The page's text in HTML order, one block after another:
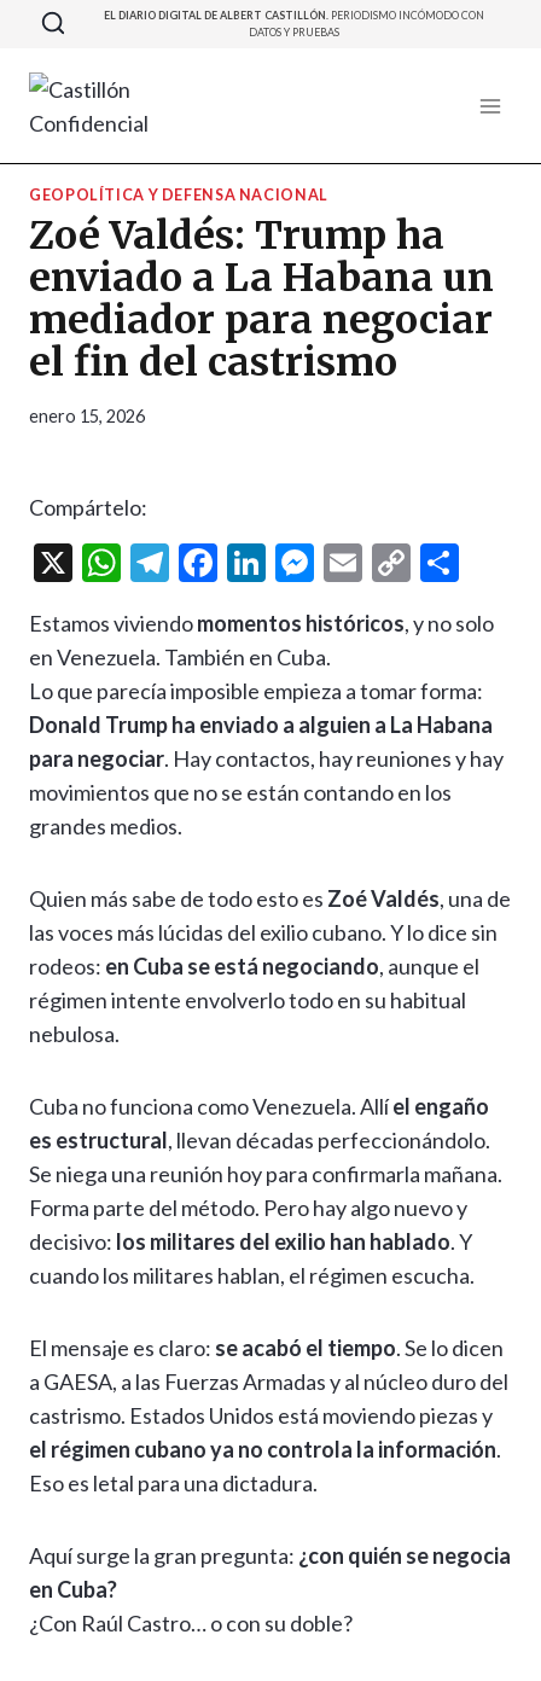
Saltar
contenido
EL DIARIO DIGITAL DE ALBERT CASTILLÓN. PERIODISMO INCÓMODO CON
DATOS Y PRUEBAS
GEOPOLÍTICA Y DEFENSA NACIONAL
Zoé Valdés: Trump ha
enviado a La Habana un
mediador para negociar
el fin del castrismo
enero 15, 2026
Compártelo:
X
W
at
s
A
p
p
T
e
gr
a
m
F
e
b
o
o
k
Li
ke
dI
n
M
se
n
g
er
E
ai
l
C
p
y
Li
n
k
m
p
ar
ti
Estamos viviendomomentos históricos, y no solo
en Venezuela. También en Cuba.
Lo que parecía imposible empieza a tomar forma:
Donald Trump ha enviado a alguien a La Habana
para negociar. Hay contactos, hay reuniones y hay
movimientos que no se están contando en los
grandes medios.
Quien más sabe de todo esto es Zoé Valdés, una de
las voces más lúcidas del exilio cubano. Y lo dice sin
rodeos: en Cuba se está negociando, aunque el
régimen intente envolverlo todo en su habitual
nebulosa.
Cuba no funciona como Venezuela. Allíel engaño
es estructural, llevan décadas perfeccionándolo.
Se niega una reunión hoy para confirmarla mañana.
Forma parte del método. Pero hay algo nuevo y
decisivo: los militares del exilio han hablado. Y
cuando los militares hablan, el régimen escucha.
El mensaje es claro: se acabó el tiempo. Se lo dicen
a GAESA, a las Fuerzas Armadas y al núcleo duro del
castrismo. Estados Unidos está moviendo piezas y
el régimen cubano ya no controla la información.
Eso es letal para una dictadura.
Aquí surge la gran pregunta: ¿con quién se negocia
en Cuba?
¿Con Raúl Castro… o con su doble?